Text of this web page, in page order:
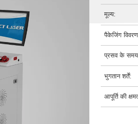
मूल्य:
पैकेजिंग
प्रसव के
भुगतान शर्तें:
आपूर्ति की